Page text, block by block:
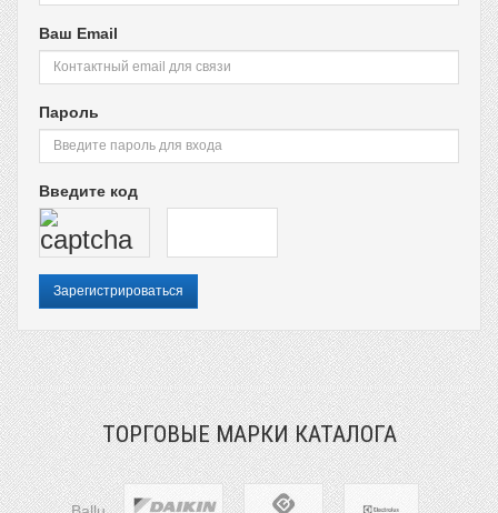
Ваш Email
Пароль
Введите код
ТОРГОВЫЕ МАРКИ КАТАЛОГА